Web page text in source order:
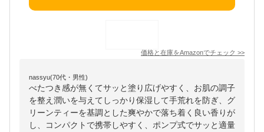
価格と在庫をAmazonでチェック >>
nassyu(70代・男性)
べたつき感が無くてサッと塗り広げやすく、お肌の調子
を整え潤いを与えてしっかり保湿して手荒れを防ぎ、グ
リーンティーを基調とした爽やかで落ち着く良い香りが
し、コンパクトで携帯しやすく、ポンプ式でサッと適量